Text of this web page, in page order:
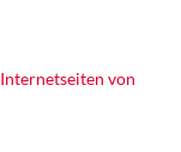
von